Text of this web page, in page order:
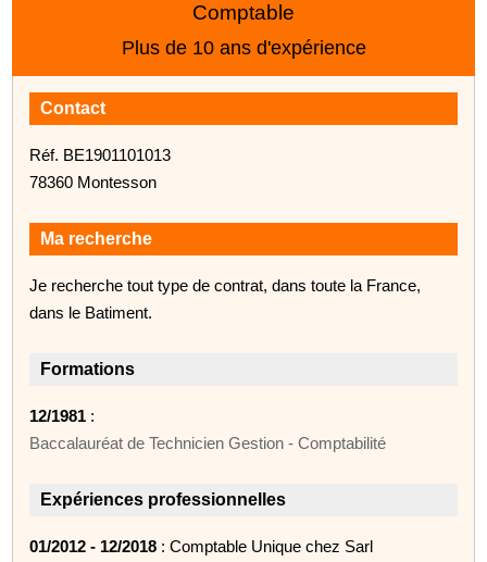
Comptable
Plus de 10 ans d'expérience
Contact
Réf. BE1901101013
78360 Montesson
Ma recherche
Je recherche tout type de contrat, dans toute la France,
dans le Batiment.
Formations
12/1981 :
Baccalauréat de Technicien Gestion - Comptabilité
Expériences professionnelles
01/2012 - 12/2018 : Comptable Unique chez Sarl